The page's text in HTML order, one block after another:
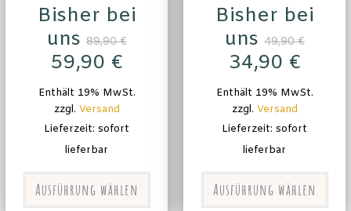
Bisher bei
uns 89,90€
59,90 €
Enthält 19% MwSt.
zzgl. Versand
Lieferzeit: sofort
lieferbar
Ausführung wählen
Bisher bei
uns 49,90€
34,90 €
Enthält 19% MwSt.
zzgl. Versand
Lieferzeit: sofort
lieferbar
Ausführung wählen